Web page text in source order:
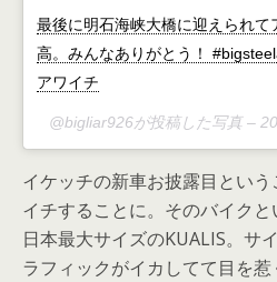
最後に明石海峡大橋に迎えられ
高。みんなありがとう！
アワイチ
@bigliar926が投稿した写真 –
イケッチの新車お披露目とい
イチすることに。そのバイク
日本最大サイズのKUALIS。サ
ラフィックがイカしてて目を